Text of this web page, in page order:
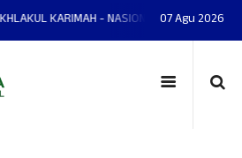
KARIMAH - NASIONALIS - TERAMPIL -
07 Agu 2026